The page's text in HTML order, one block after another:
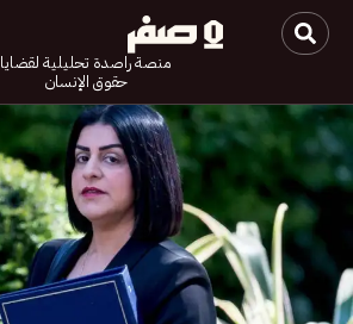
منصة راصدة تحليلية لقضايا
حقوق الإنسان